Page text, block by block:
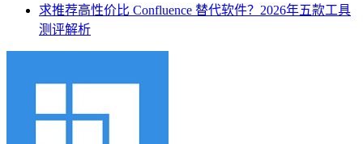
求推荐高性价比 Confluence 替代软件？2026年五款工具
测评解析